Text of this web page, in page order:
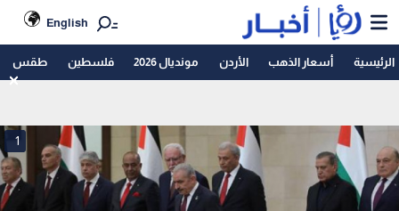
English
الرئيسية أسعار الذهب الأردن مونديال 2026 فلسطين طقس
1